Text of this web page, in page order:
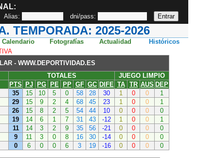
Alias: dni/pass:
TEMPORADA: 2025-2026
Calendario Fotografías Actualidad
Históricos
- WWW.DEPORTIVIDAD.ES
TOTALES
JUEGO LIMPIO
PTS PJ PG PE PP GF GC DIFE TA TR AUS DEP
35 15 10 5 0 58 28 30 1 0 0
1
29 15 9 2 4 68 45 23 1 0 0
1
26 15 8 2 5 54 44 10 0 0 0
0
19 14 6 1 7 31 43 -12 1 0 0
1
11 14 3 2 9 35 56 -21 0 0 0
0
9 11 3 0 8 16 30 -14 0 0 0
0
0 6 0 0 6 3 19 -16 0 0 0 0